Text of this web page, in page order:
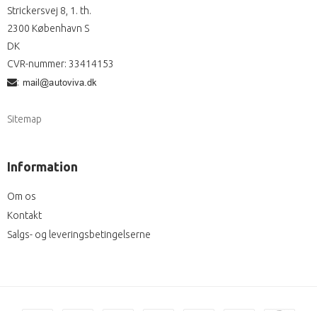
Strickersvej 8, 1. th.
2300 København S
DK
CVR-nummer: 33414153
:
Sitemap
Information
Om os
Kontakt
Salgs- og leveringsbetingelserne